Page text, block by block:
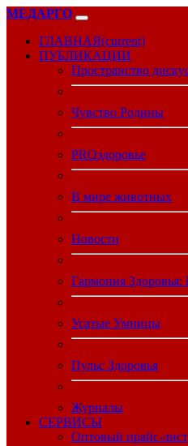
МЕДАРГО
ГЛАВНАЯ(current)
ПУБЛИКАЦИИ
Пространство
Чувство Родины
PROздоровье
В мире животных
Новости
Гармония
Усатые Умницы
Пульс Здоровья
Журналы
CЕРВИСЫ
Оптовый прайс-лист